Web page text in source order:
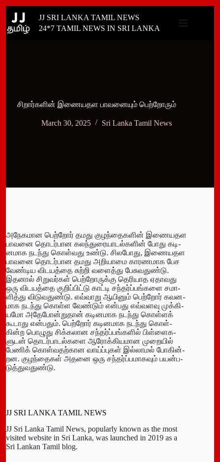
content
JJ SRI LANKA TAMIL NEWS
24*7 TAMIL NEWS IN SRI LANKA
சிறார்களின் இணையதள பாவனையும் பெற்றோரும்
March 30, 2025 Sri Lanka Tamil News
அநே­க­மான பெற்றோர் தமது குழந்­தை­களின் இணை­ய­தள
பாவனை தொடர்­பான கலந்­து­ரை­யா­டல்­களின் போது கடி­
ன­மாக நடந்து கொள்­வது உண்டு. சில­போது, இணை­ய­தள
பாவ­னை தொடர்­பான தமது அறி­யாமை கார­ண­மாக பேச
வேண்­டிய விட­யத்தை சுற்றி வளைத்து பேசு­வ­துண்டு.
இதனால் சிறு­வர்கள் பெற்­றோ­ருக்கு தெரி­யாத ஏதா­வது
ஒரு விட­யத்தை குறிப்­பிட்டு காட்டி சந்­தர்ப்­பங்­களை சமா­
ளித்து விடு­வ­துண்டு. எவ்­வாறு ஆயினும் பெற்றோர் கவ­ன­
மாக நடந்து கொள்ள வேண்டும் என்­பது எவ்­வ­ளவு முக்­கி­
யமோ அதே­போன்­றுதான் கடி­ன­மாக நடந்து கொள்ளக்
கூடாது என்­பதும். பெற்றோர் கடி­ன­மாக நடந்து கொள்­
கின்ற பொழுது சிக்­க­லான சந்­தர்ப்­பங்­களில் பிள்­ளை­க­
ளுடன் தொடர்­பா­டல்­களை ஆரோக்­கி­ய­மான முறையில்
பேணிக் கொள்­வ­தற்­கான வாய்ப்­புகள் இல்­லாமல் போகின்­
றன. குழந்­தைகள் அதனை ஒரு சந்­தர்ப்­ப­மா­கவும் பயன்­ப­
டுத்­து­வ­துண்டு.
JJ SRI LANKA TAMIL NEWS
JJ Sri Lanka Tamil News, popularly known as the most
visited website in Sri Lanka, was launched in 2019 as a
Sri Lankan Tamil blog.